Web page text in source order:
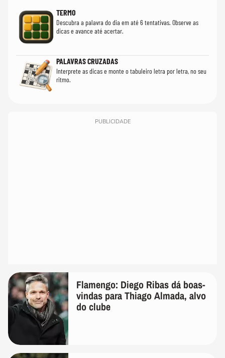
TERMO
Descubra a palavra do dia em até 6 tentativas. Observe as
dicas e avance até acertar.
PALAVRAS CRUZADAS
Interprete as dicas e monte o tabuleiro letra por letra, no seu
ritmo.
PUBLICIDADE
Flamengo: Diego Ribas dá boas-
vindas para Thiago Almada, alvo
do clube